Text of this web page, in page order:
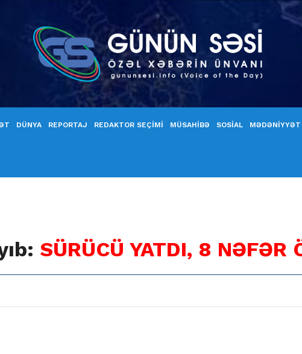
DÜNYA REPORTAJ REDAKTOR SEÇİMİ MÜSAHİBƏ SOSİAL MƏDƏNİYYƏT
SÜRÜCÜ YATDI, 8 NƏFƏR